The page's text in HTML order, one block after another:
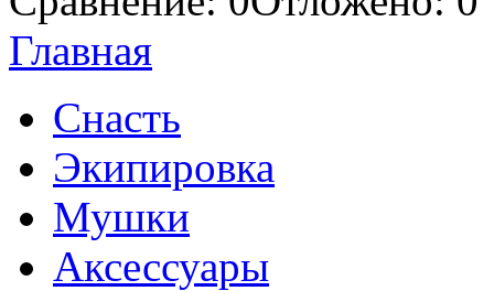
Главная
Снасть
Экипировка
Мушки
Аксессуары